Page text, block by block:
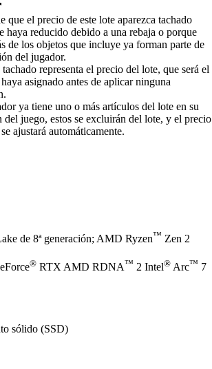
que el precio de este lote aparezca tachado
haya reducido debido a una rebaja o porque
de los objetos que incluye ya forman parte de
del jugador.
representa el precio del lote, que será el
asignado antes de aplicar ninguna
ya tiene uno o más artículos del lote en su
del juego, estos se excluirán del lote, y el precio
ajustará automáticamente.
de 8ª generación; AMD Ryzen™ Zen 2
® RTX AMD RDNA™ 2 Intel® Arc™ 7
sólido (SSD)